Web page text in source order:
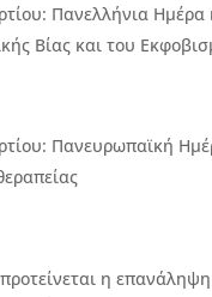
Πανελλήνια Ημέρα
Βίας και του
Πανευρωπαϊκή
η